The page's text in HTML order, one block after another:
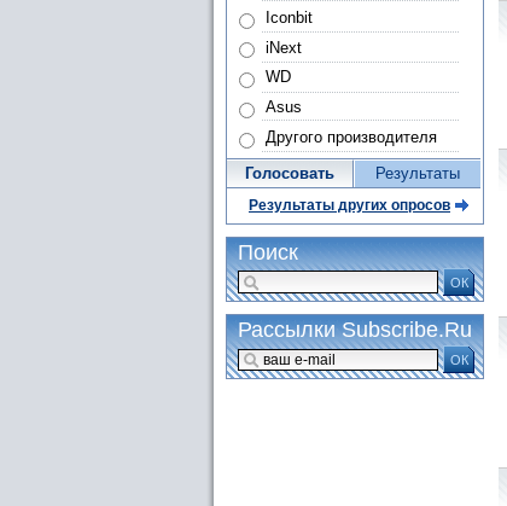
Iconbit
iNext
WD
Asus
Другого производителя
Голосовать Результаты
Результаты других опросов
Поиск
ОК
Рассылки Subscribe.Ru
ОК